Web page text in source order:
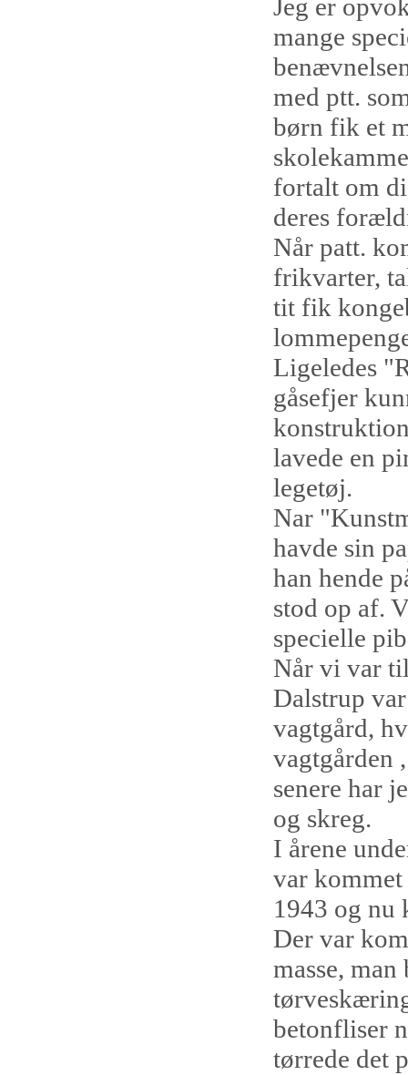
Jeg er
mange
med ptt.
børn fik et
fortalt om
deres
Når patt.
frikvarter,
tit fik
Ligeledes
gåsefjer
lavede en
legetøj.
Nar
havde sin
han hende
stod op af.
specielle
Når vi var
Dalstrup
vagtgård,
vagtgården
senere har
og skreg.
I årene
var kommet
1943 og nu
Der var
masse,
betonfliser
tørrede det